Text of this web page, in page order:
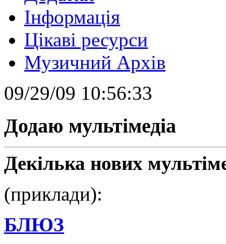
Інформація
Цікаві ресурси
Музичний Архів
09/29/09 10:56:33
Додаю мультімедіа
Декілька нових
(приклади):
БЛЮЗ